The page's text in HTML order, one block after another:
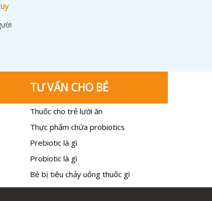
TƯ VẤN CHO BÉ
Thuốc cho trẻ lười ăn
Thực phẩm chứa probiotics
Prebiotic là gì
Probiotic là gì
Bé bị tiêu chảy uống thuốc gì